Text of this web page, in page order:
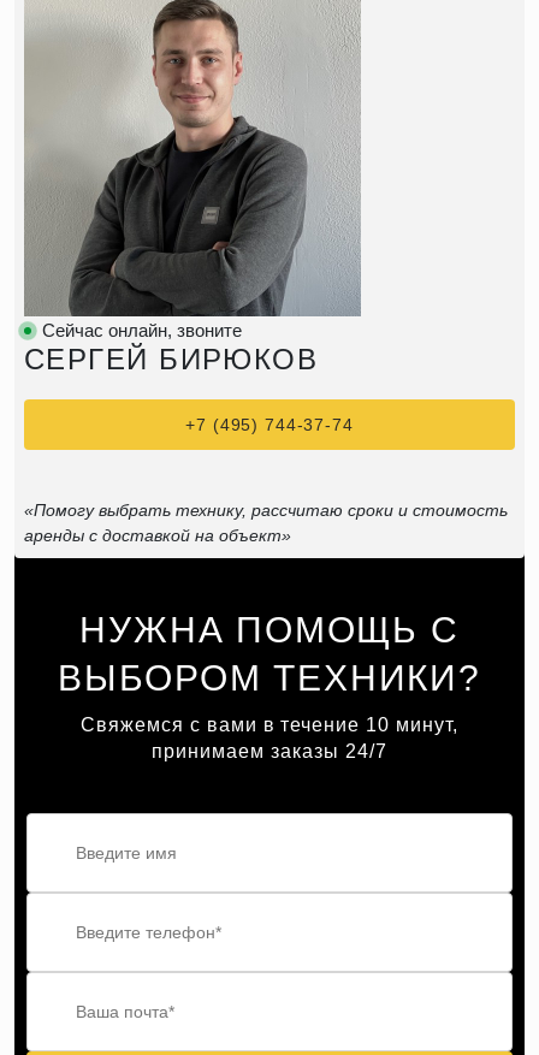
НУЖНА ПОМОЩЬ С
ВЫБОРОМ ТЕХНИКИ?
Свяжемся с вами в течение 10 минут,
принимаем заказы 24/7
Сейчас онлайн, звоните
СЕРГЕЙ БИРЮКОВ
+7 (495) 744-37-74
«Помогу выбрать технику, рассчитаю сроки и стоимость
аренды с доставкой на объект»